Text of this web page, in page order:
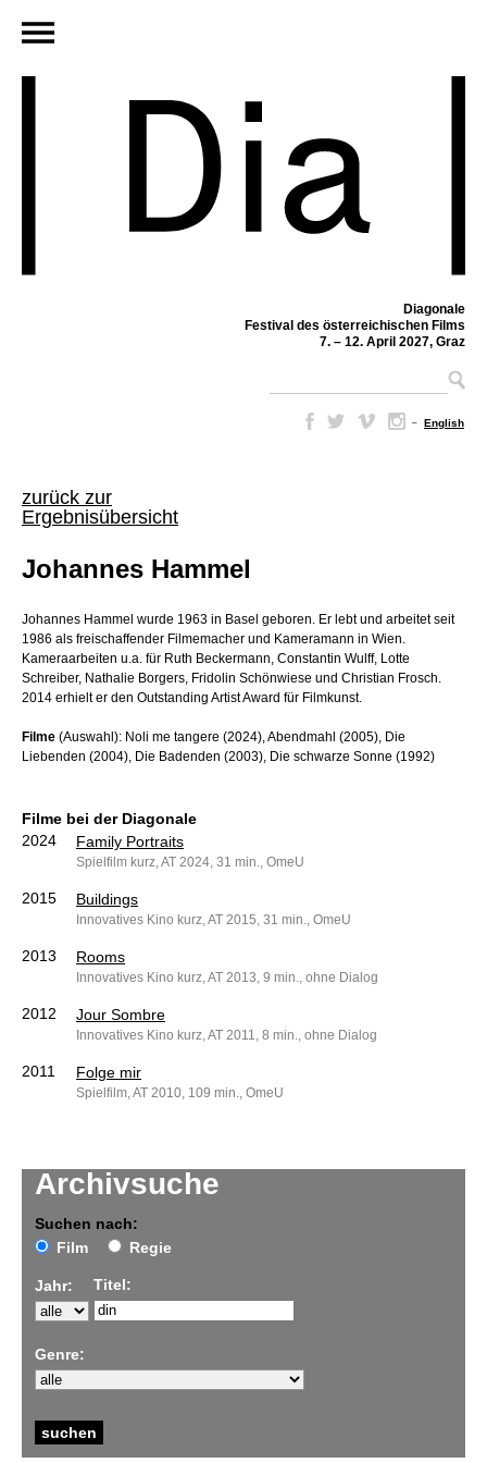
Diagonale
Festival des österreichischen Films
7. – 12. April 2027, Graz
– English
zurück zur
Ergebnisübersicht
Archivsuche
Suchen nach:
Film
Regie
Jahr: Titel:
Genre:
Johannes Hammel
Johannes Hammel wurde 1963 in Basel geboren. Er lebt und arbeitet seit
1986 als freischaffender Filmemacher und Kameramann in Wien.
Kameraarbeiten u.a. für Ruth Beckermann, Constantin Wulff, Lotte
Schreiber, Nathalie Borgers, Fridolin Schönwiese und Christian Frosch.
2014 erhielt er den Outstanding Artist Award für Filmkunst.
Filme (Auswahl): Noli me tangere (2024), Abendmahl (2005), Die
Liebenden (2004), Die Badenden (2003), Die schwarze Sonne (1992)
Filme bei der Diagonale
2024
Family Portraits
Spielfilm kurz, AT 2024, 31 min., OmeU
2015 Buildings
Innovatives Kino kurz, AT 2015, 31 min., OmeU
2013 Rooms
Innovatives Kino kurz, AT 2013, 9 min., ohne Dialog
2012 Jour Sombre
Innovatives Kino kurz, AT 2011, 8 min., ohne Dialog
2011 Folge mir
Spielfilm, AT 2010, 109 min., OmeU